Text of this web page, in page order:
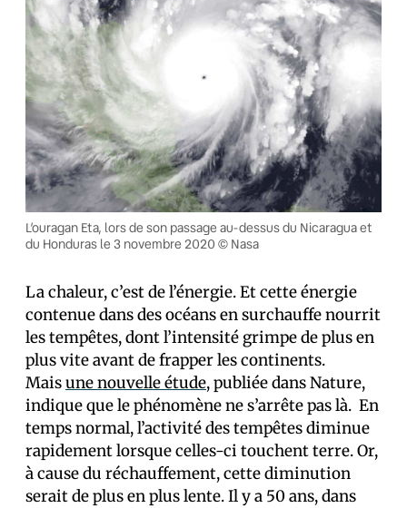
L’ouragan Eta, lors de son passage au-dessus du Nicaragua et
du Honduras le 3 novembre 2020 © Nasa
La chaleur, c’est de l’énergie. Et cette énergie
contenue dans des océans en surchauffe nourrit
les tempêtes, dont l’intensité grimpe de plus en
plus vite avant de frapper les continents.
Maisune nouvelle étude, publiée dans Nature,
indique que le phénomène ne s’arrête pas là. En
temps normal, l’activité des tempêtes diminue
rapidement lorsque celles-ci touchent terre. Or,
à cause du réchauffement, cette diminution
serait de plus en plus lente. Il y a 50 ans, dans